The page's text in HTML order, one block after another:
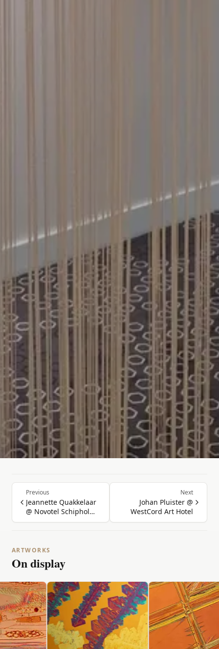
Previous
Jeannette Quakkelaar
@ Novotel Schiphol
Airport
Next
Johan Pluister @
WestCord Art Hotel
ARTWORKS
On display